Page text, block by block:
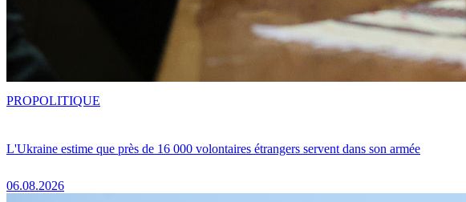
L'Ukraine estime que près de 16 000 volontaires étrangers servent dans son armée
06.08.2026
PROPOLITIQUE